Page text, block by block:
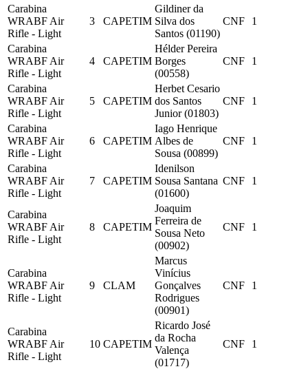
Carabina
WRABF Air
Rifle - Light
3 CAPETIM
Gildiner da
Silva dos
Santos (01190)
CNF 1
Carabina
WRABF Air
Rifle - Light
4 CAPETIM
Hélder Pereira
Borges
(00558)
CNF 1
Carabina
WRABF Air
Rifle - Light
5 CAPETIM
Herbet Cesario
dos Santos
Junior (01803)
CNF 1
Carabina
WRABF Air
Rifle - Light
6 CAPETIM
Iago Henrique
Albes de
Sousa (00899)
CNF 1
Carabina
WRABF Air
Rifle - Light
7 CAPETIM
Idenilson
Sousa Santana
(01600)
CNF 1
Carabina
WRABF Air
Rifle - Light
8 CAPETIM
Joaquim
Ferreira de
Sousa Neto
(00902)
CNF 1
Carabina
WRABF Air
Rifle - Light
9 CLAM
Marcus
Vinícius
Gonçalves
Rodrigues
(00901)
CNF 1
Carabina
WRABF Air
Rifle - Light
10 CAPETIM
Ricardo José
da Rocha
Valença
(01717)
CNF 1